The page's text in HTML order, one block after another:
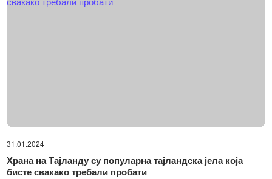
31.01.2024
Храна на Тајланду су популарна тајландска јела која
бисте свакако требали пробати